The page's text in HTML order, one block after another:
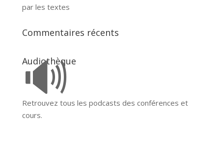
par les textes
Commentaires récents
Audiothèque
🔊
Retrouvez tous les podcasts des conférences et
cours.